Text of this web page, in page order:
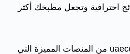
احترافية وتجعل مطبخك أكثر
يُعد موقع uaecollector.com من المنصات المميزة التي